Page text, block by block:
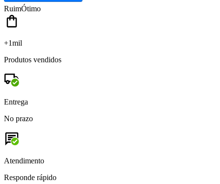
RuimÓtimo
+1mil
Produtos vendidos
Entrega
No prazo
Atendimento
Responde rápido